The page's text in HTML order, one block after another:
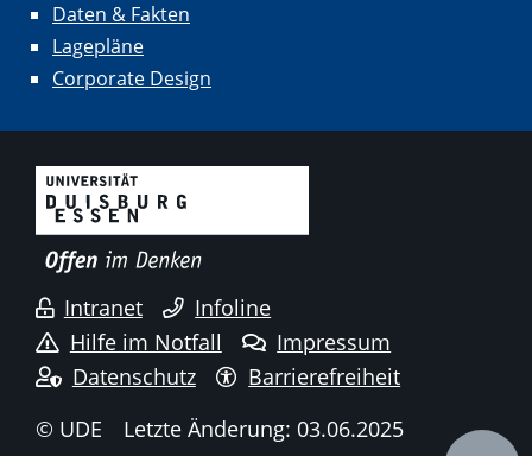
Daten & Fakten
Lagepläne
Corporate Design
Intranet
Infoline
Hilfe im Notfall
Impressum
Datenschutz
Barrierefreiheit
© UDE
Letzte Änderung: 03.06.2025